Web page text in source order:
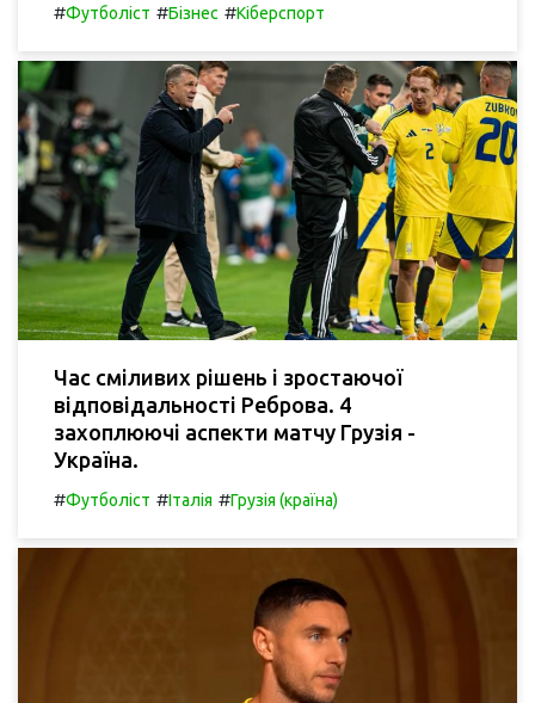
#Футболіст #Бізнес #Кіберспорт
Час сміливих рішень і зростаючої
відповідальності Реброва. 4
захоплюючі аспекти матчу Грузія -
Україна.
#Футболіст #Італія #Грузія (країна)